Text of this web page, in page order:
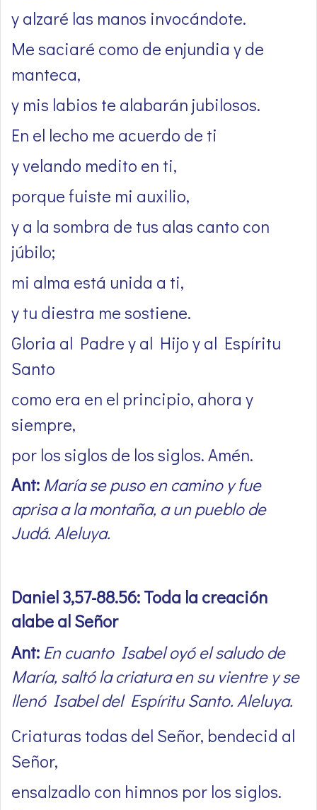
y alzaré las manos invocándote.
Me saciaré como de enjundia y de
manteca,
y mis labios te alabarán jubilosos.
En el lecho me acuerdo de ti
y velando medito en ti,
porque fuiste mi auxilio,
y a la sombra de tus alas canto con
júbilo;
mi alma está unida a ti,
y tu diestra me sostiene.
Gloria al Padre y al Hijo y al Espíritu
Santo
como era en el principio, ahora y
siempre,
por los siglos de los siglos. Amén.
Ant: María se puso en camino y fue
aprisa a la montaña, a un pueblo de
Judá. Aleluya.
Daniel 3,57-88.56: Toda la creación
alabe al Señor
Ant: En cuanto Isabel oyó el saludo de
María, saltó la criatura en su vientre y se
llenó Isabel del Espíritu Santo. Aleluya.
Criaturas todas del Señor, bendecid al
Señor,
ensalzadlo con himnos por los siglos.